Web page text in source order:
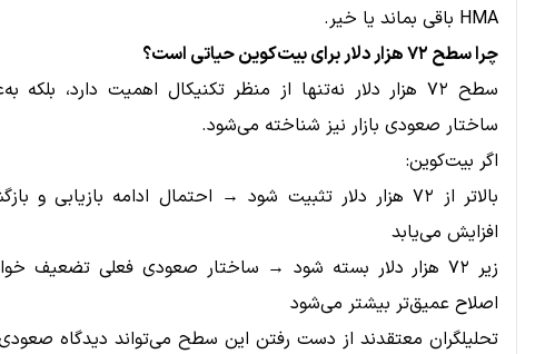
HMA باقی بماند یا خیر.
چرا سطح ۷۲ هزار دلار برای بیت‌کوین حیاتی است؟
سطح ۷۲ هزار دلار نه‌تنها از منظر تکنیکال اهمیت دارد،
ساختار صعودی بازار نیز شناخته می‌شود.
اگر بیت‌کوین:
بالاتر از ۷۲ هزار دلار تثبیت شود → احتمال ادامه بازیابی
افزایش می‌یابد
زیر ۷۲ هزار دلار بسته شود → ساختار صعودی فعلی تضعیف
اصلاح عمیق‌تر بیشتر می‌شود
تحلیلگران معتقدند از دست رفتن این سطح می‌تواند دیدگاه صعودی